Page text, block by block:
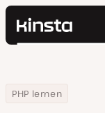
Kinsta®
Preise
Suchen
Home
Ressourcen Center
PHP lernen
WordPress